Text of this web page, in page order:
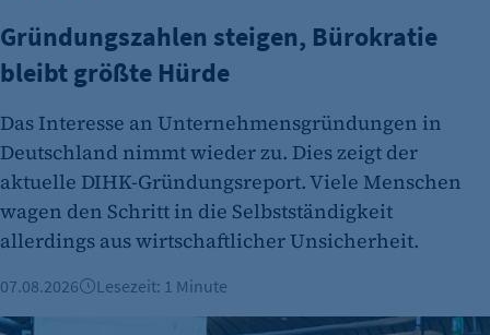
Gründungszahlen steigen, Bürokratie
bleibt größte Hürde
Das Interesse an Unternehmensgründungen in
Deutschland nimmt wieder zu. Dies zeigt der
aktuelle DIHK-Gründungsreport. Viele Menschen
wagen den Schritt in die Selbstständigkeit
allerdings aus wirtschaftlicher Unsicherheit.
07.08.2026 Lesezeit: 1 Minute